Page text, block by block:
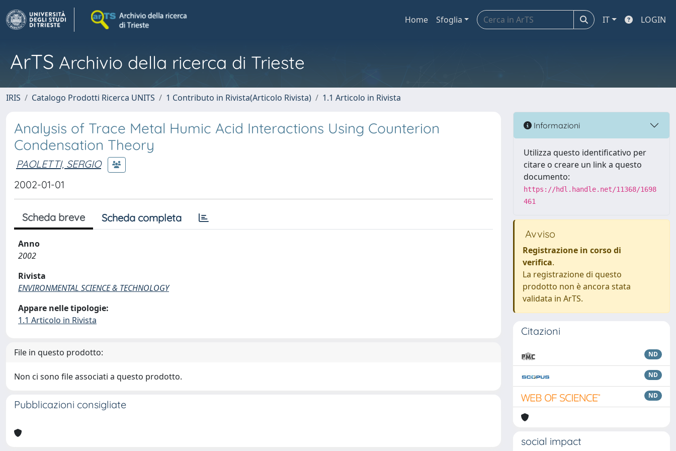
Home Sfoglia IT LOGIN
ArTS Archivio della ricerca di Trieste
IRIS Catalogo Prodotti Ricerca UNITS 1 Contributo in Rivista(Articolo Rivista) 1.1 Articolo in Rivista
Analysis of Trace Metal Humic Acid Interactions Using Counterion
Condensation Theory
PAOLETTI, SERGIO
2002-01-01
Scheda breve Scheda completa
Anno
2002
Rivista
ENVIRONMENTAL SCIENCE & TECHNOLOGY
Appare nelle tipologie:
1.1 Articolo in Rivista
File in questo prodotto:
Non ci sono file associati a questo prodotto.
Pubblicazioni consigliate
Informazioni
Utilizza questo identificativo per
citare o creare un link a questo
documento:
https://hdl.handle.net/11368/1698
461
Avviso
Registrazione in corso di
verifica.
La registrazione di questo
prodotto non è ancora stata
validata in ArTS.
Citazioni
ND
ND
ND
social impact